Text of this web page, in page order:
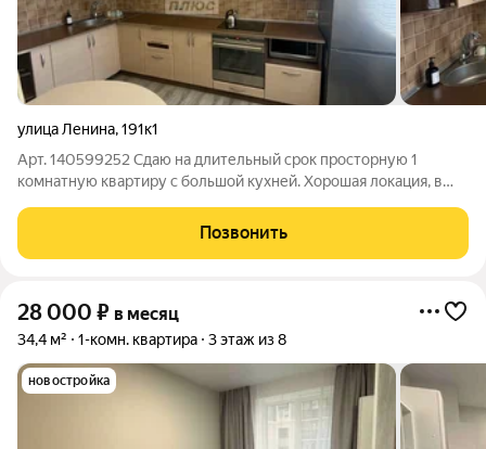
улица Ленина,191к1
Арт. 140599252 Сдаю на длительный срок просторную 1
комнатную квартиру с большой кухней. Хорошая локация, в
остановки общественного транспорта, торговые центры.
Квартира оснащена всем необходимым
Позвонить
28 000 ₽ в месяц
34,4 м² 1-комн. квартира 3 этаж из 8
новостройка